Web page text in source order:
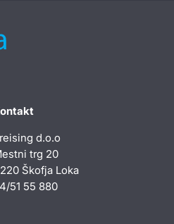
d.o.o
trg 20
Škofja Loka
51 55 880